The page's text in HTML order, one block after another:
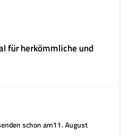
für herkömmliche und
schon am11. August